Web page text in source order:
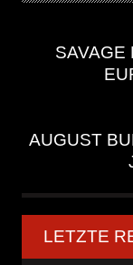
SAVAGE
AUGUST
LETZTE